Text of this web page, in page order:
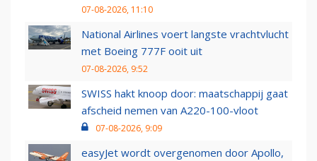
07-08-2026, 11:10
National Airlines voert langste vrachtvlucht
met Boeing 777F ooit uit
07-08-2026, 9:52
SWISS hakt knoop door: maatschappij gaat
afscheid nemen van A220-100-vloot
07-08-2026, 9:09
easyJet wordt overgenomen door Apollo,